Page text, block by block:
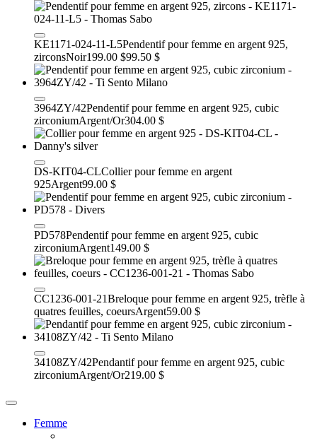
KE1171-024-11-L5Pendentif pour femme en argent 925,
zirconsNoir199.00 $99.50 $
3964ZY/42Pendentif pour femme en argent 925, cubic
zirconiumArgent/Or304.00 $
DS-KIT04-CLCollier pour femme en argent
925Argent99.00 $
PD578Pendentif pour femme en argent 925, cubic
zirconiumArgent149.00 $
CC1236-001-21Breloque pour femme en argent 925, trèfle à
quatres feuilles, coeursArgent59.00 $
34108ZY/42Pendantif pour femme en argent 925, cubic
zirconiumArgent/Or219.00 $
Femme